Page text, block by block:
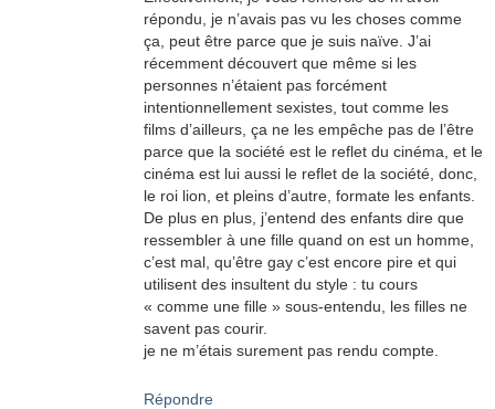
répondu, je n’avais pas vu les choses comme
ça, peut être parce que je suis naïve. J’ai
récemment découvert que même si les
personnes n’étaient pas forcément
intentionnellement sexistes, tout comme les
films d’ailleurs, ça ne les empêche pas de l’être
parce que la société est le reflet du cinéma, et le
cinéma est lui aussi le reflet de la société, donc,
le roi lion, et pleins d’autre, formate les enfants.
De plus en plus, j’entend des enfants dire que
ressembler à une fille quand on est un homme,
c’est mal, qu’être gay c’est encore pire et qui
utilisent des insultent du style : tu cours
« comme une fille » sous-entendu, les filles ne
savent pas courir.
je ne m’étais surement pas rendu compte.
Répondre